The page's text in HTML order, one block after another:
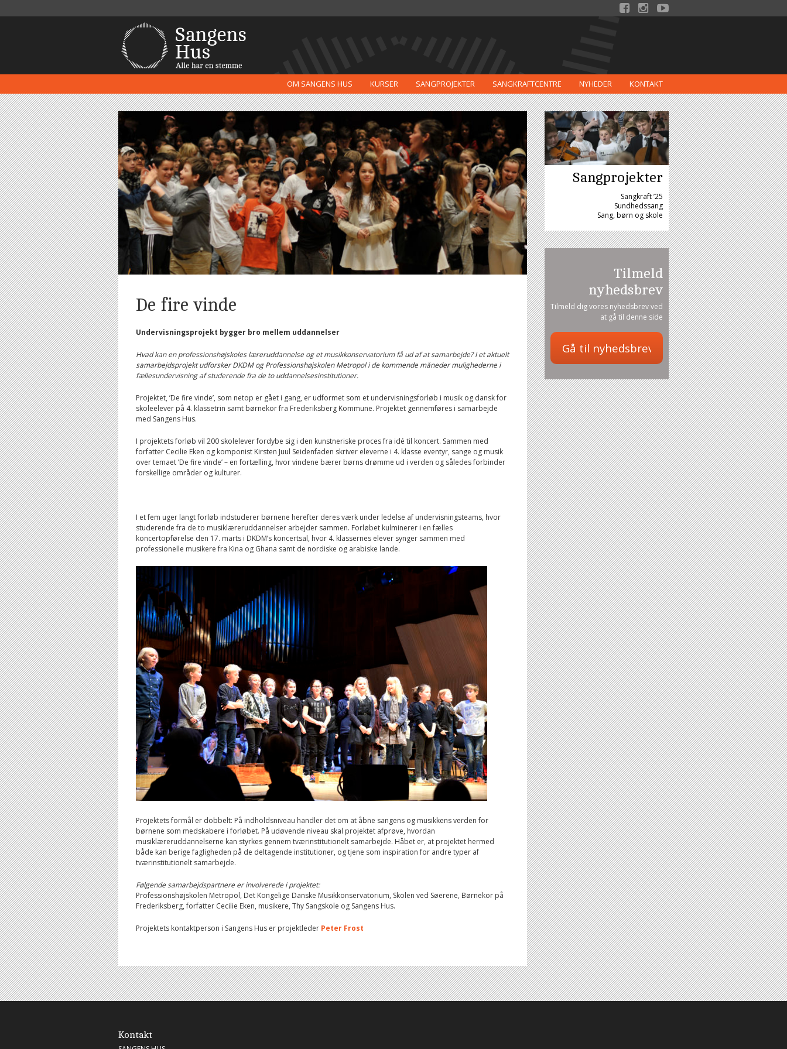
  
OM SANGENS HUS KURSER SANGPROJEKTER SANGKRAFTCENTRE NYHEDER KONTAKT
De fire vinde
Undervisningsprojekt bygger bro mellem uddannelser
Hvad kan en professionshøjskoles læreruddannelse og et musikkonservatorium få ud af at samarbejde? I et aktuelt
samarbejdsprojekt udforsker DKDM og Professionshøjskolen Metropol i de kommende måneder mulighederne i
fællesundervisning af studerende fra de to uddannelsesinstitutioner.
Projektet, ’De fire vinde’, som netop er gået i gang, er udformet som et undervisningsforløb i musik og dansk for
skoleelever på 4. klassetrin samt børnekor fra Frederiksberg Kommune. Projektet gennemføres i samarbejde
med Sangens Hus.
I projektets forløb vil 200 skolelever fordybe sig i den kunstneriske proces fra idé til koncert. Sammen med
forfatter Cecilie Eken og komponist Kirsten Juul Seidenfaden skriver eleverne i 4. klasse eventyr, sange og musik
over temaet ’De fire vinde’ – en fortælling, hvor vindene bærer børns drømme ud i verden og således forbinder
forskellige områder og kulturer.
I et fem uger langt forløb indstuderer børnene herefter deres værk under ledelse af undervisningsteams, hvor
studerende fra de to musiklæreruddannelser arbejder sammen. Forløbet kulminerer i en fælles
koncertopførelse den 17. marts i DKDM’s koncertsal, hvor 4. klassernes elever synger sammen med
professionelle musikere fra Kina og Ghana samt de nordiske og arabiske lande.
Projektets formål er dobbelt: På indholdsniveau handler det om at åbne sangens og musikkens verden for
børnene som medskabere i forløbet. På udøvende niveau skal projektet afprøve, hvordan
musiklæreruddannelserne kan styrkes gennem tværinstitutionelt samarbejde. Håbet er, at projektet hermed
både kan berige fagligheden på de deltagende institutioner, og tjene som inspiration for andre typer af
tværinstitutionelt samarbejde.
Følgende samarbejdspartnere er involverede i projektet:
Professionshøjskolen Metropol, Det Kongelige Danske Musikkonservatorium, Skolen ved Søerene, Børnekor på
Frederiksberg, forfatter Cecilie Eken, musikere, Thy Sangskole og Sangens Hus.
Projektets kontaktperson i Sangens Hus er projektleder Peter Frost
Sangprojekter
Sangkraft ’25
Sundhedssang
Sang, børn og skole
Tilmeld
nyhedsbrev
Tilmeld dig vores nyhedsbrev ved
at gå til denne side
Kontakt